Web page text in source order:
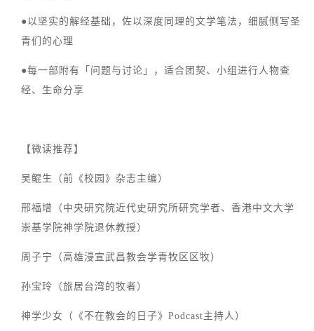
●以坚实的解经基础，佐以深度同理的文学笔法，细腻侧写圣
青们的心理
●每一部附有「问题与讨论」，适合团契、小组进行人物查
经、生命分享
【微读推荐】
吴鲲生（前《校园》杂志主编）
邢福增（中央研究院近代史研究所研究学者、香港中文大学
崇基学院神学院退休教授）
周子宁（高雄浸宣武昌教会学青牧区区牧）
孙宝玲（旅居台湾的牧者）
神学少女（《不在教会的日子》Podcast主持人）